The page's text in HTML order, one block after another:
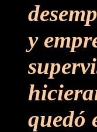
y
quedó